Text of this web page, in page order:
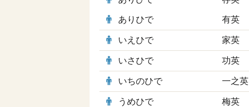
ありひで 有英
いえひで 家英
いさひで 功英
いちのひで 一之英
うめひで 梅英